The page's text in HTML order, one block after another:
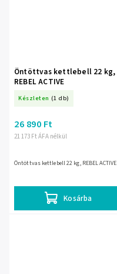
Öntöttvas kettlebell 22 kg,
REBEL ACTIVE
Készleten (1 db)
21 173 Ft ÁFA nélkül
26 890 Ft
Kosárba
Öntöttvas kettlebell 22 kg, REBEL ACTIVE